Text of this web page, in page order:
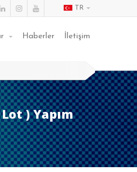
TR
Haberler İletişim
) Yapım